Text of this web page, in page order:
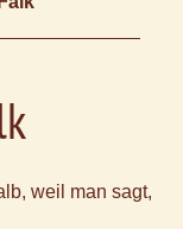
weil man sagt,